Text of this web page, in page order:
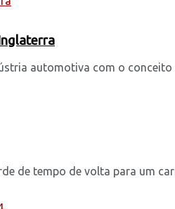
automotiva com o conceito
de tempo de volta para um